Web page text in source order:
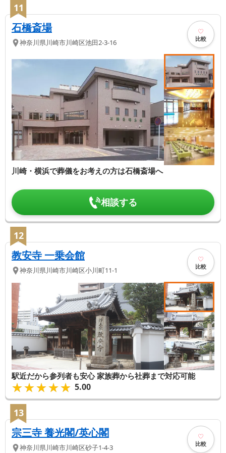
11
石橋斎場
神奈川県川崎市川崎区池田2-3-16 比較
川崎・横浜で葬儀をお考えの方は石橋斎場へ
相談する
12
教安寺 一乗会館
神奈川県川崎市川崎区小川町11-1 比較
駅近だから参列者も安心 家族葬から社葬まで対応可能
★★★★★
★★★★★ 5.00
13
宗三寺 養光閣/英心閣
神奈川県川崎市川崎区砂子1-4-3 比較